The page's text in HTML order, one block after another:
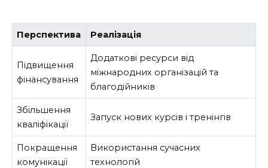
Перспектива Реалізація
Підвищення
фінансування
Додаткові ресурси від
міжнародних організацій та
благодійників
Збільшення
кваліфікації
Запуск нових курсів і тренінгів
Покращення
комунікації
Використання сучасних
технологій